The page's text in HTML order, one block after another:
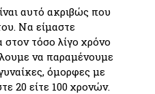
αυτό ακριβώς που
Να είμαστε
τόσο λίγο χρόνο
να παραμένουμε
όμορφες με
20 είτε 100 χρονών.